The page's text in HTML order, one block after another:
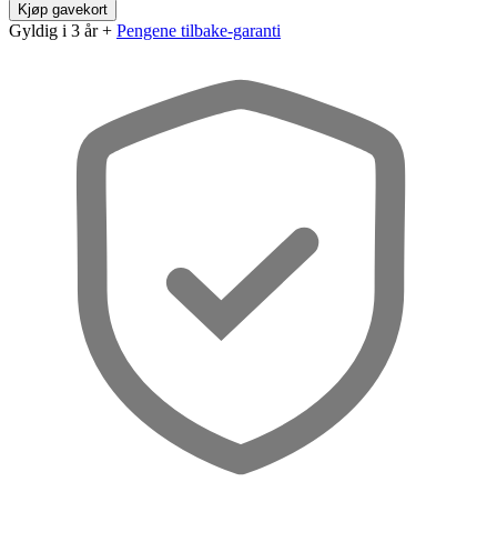
Kjøp gavekort
Gyldig i 3 år + Pengene tilbake-garanti